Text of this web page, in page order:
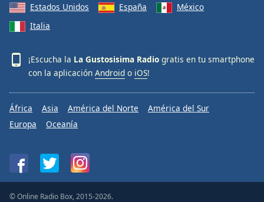
Estados Unidos
España
México
Italia
¡Escucha la La Gustosisima Radio gratis en tu smartphone
con la aplicación Android o iOS!
África Asia América del Norte
América del Sur
Europa
Oceanía
© Online Radio Box, 2015-2026.